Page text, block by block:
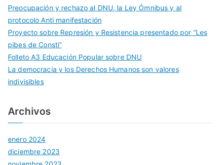
Preocupación y rechazo al DNU, la Ley Ómnibus y al
protocolo Anti manifestación
Proyecto sobre Represión y Resistencia presentado por “Les
pibes de Consti”
Folleto A3 Educación Popular sobre DNU
La democracia y los Derechos Humanos son valores
indivisibles
Archivos
enero 2024
diciembre 2023